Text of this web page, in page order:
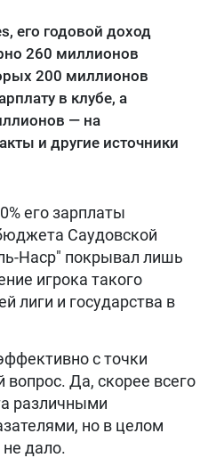
его годовой доход
260 миллионов
200 миллионов
в клубе, а
— на
и другие источники
его зарплаты
Саудовской
Наср" покрывал лишь
игрока такого
лиги и государства в
с точки
Да, скорее всего
различными
но в целом
дало.